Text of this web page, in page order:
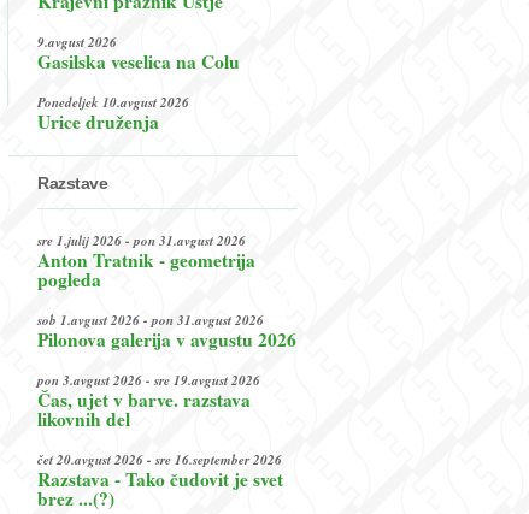
9.avgust 2026
Gasilska veselica na Colu
Ponedeljek 10.avgust 2026
Urice druženja
Razstave
sre 1.julij 2026 - pon 31.avgust 2026
Anton Tratnik - geometrija
pogleda
sob 1.avgust 2026 - pon 31.avgust 2026
Pilonova galerija v avgustu 2026
pon 3.avgust 2026 - sre 19.avgust 2026
Čas, ujet v barve. razstava
likovnih del
čet 20.avgust 2026 - sre 16.september 2026
Razstava - Tako čudovit je svet
brez ...(?)